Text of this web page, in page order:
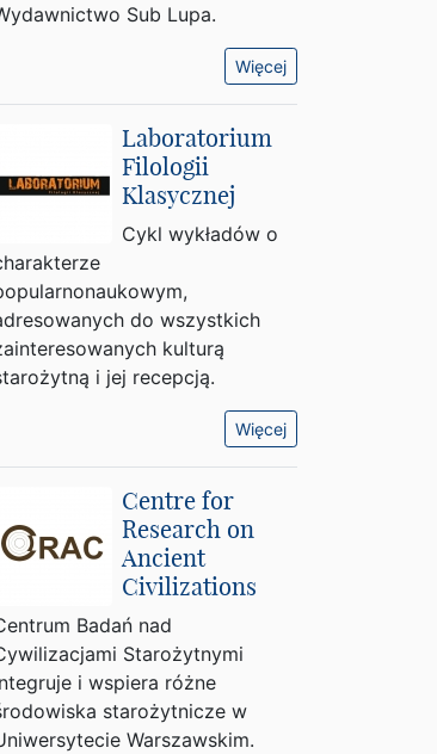
Sub Lupa.
Więcej
Laboratorium
Filologii
Klasycznej
Cykl wykładów o
do wszystkich
kulturą
i jej recepcją.
Więcej
Centre for
Research on
Ancient
Civilizations
Badań nad
Starożytnymi
i wspiera różne
starożytnicze w
Warszawskim.